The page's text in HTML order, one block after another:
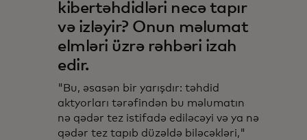
kibertəhdidləri necə tapır
və izləyir? Onun məlumat
elmləri üzrə rəhbəri izah
edir.
"Bu, əsasən bir yarışdır: təhdid
aktyorları tərəfindən bu məlumatın
nə qədər tez istifadə ediləcəyi və ya nə
qədər tez tapıb düzəldə biləcəkləri,"